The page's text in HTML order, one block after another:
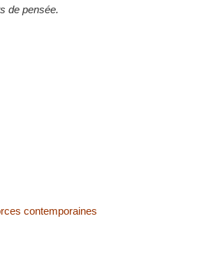
de pensée.
contemporaines